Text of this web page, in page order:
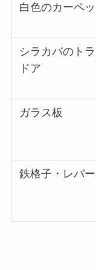
白色のカーペッ
シラカバのト
ドア
ガラス板
鉄格子・レバ